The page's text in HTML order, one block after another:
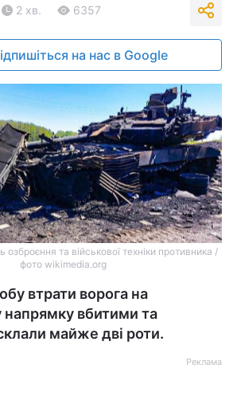
2 хв. 6357
на нас в Google
та військової техніки противника /
фото wikimedia.org
втрати ворога на
напрямку вбитими та
майже дві роти.
Реклама